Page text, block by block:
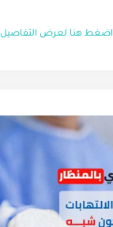
اضغط هنا لعرض التفاصيل